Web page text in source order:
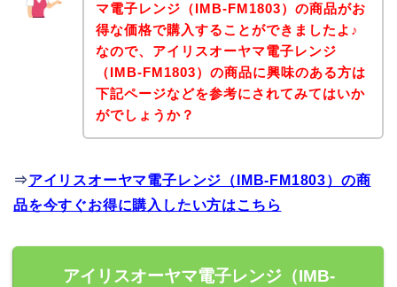
マ電子レンジ（IMB-FM1803）の商品がお
得な価格で購入することができましたよ♪
なので、アイリスオーヤマ電子レンジ
（IMB-FM1803）の商品に興味のある方は
下記ページなどを参考にされてみてはいか
がでしょうか？
⇒アイリスオーヤマ電子レンジ（IMB-FM1803）の商
品を今すぐお得に購入したい方はこちら
アイリスオーヤマ電子レンジ（IMB-